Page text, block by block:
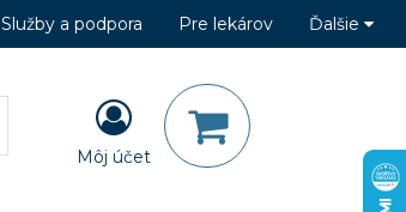
Služby a podpora Pre lekárov Ďalšie
Môj účet